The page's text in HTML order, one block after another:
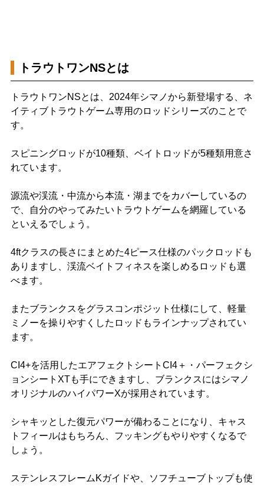
トラウトワンNSとは
トラウトワンNSとは、2024年シマノから新登場する、ネ
イティブトラウトゲーム専用のロッドシリーズのことで
す。
スピニングロッドが10種類、ベイトロッドが5種類用意さ
れています。
源流や渓流・中流から本流・湖までをカバーしているの
で、自分のやってみたいトラウトゲームを網羅している
といえるでしょう。
4ftクラスの長さにまとめた4ピース仕様のパックロッドも
ありますし、渓流ベイトフィネスを楽しめるロッドも選
べます。
またブランクスをグラスコンポジット仕様にして、軽量
ミノーを操りやすくしたロッドもラインナップされてい
ます。
CI4+を活用したエアフェクトシートCI4＋・パーフェクシ
ョンシートXTも手にできますし、ブランクスにはシマノ
オリジナルのハイパワーXが採用されています。
シャキッとした復元パワーが備わることになり、キャス
トフィールはもちろん、フッキングもやりやすくなるで
しょう。
ステンレスフレームKガイドや、ソフチューブトップも使